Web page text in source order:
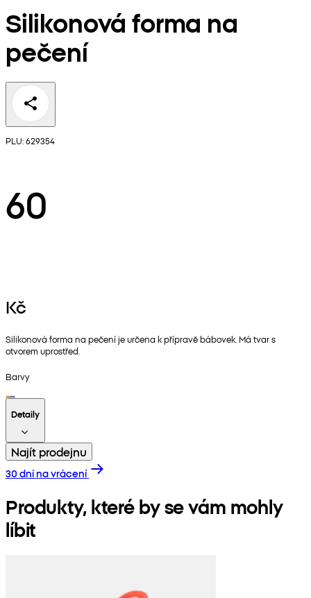
Silikonová forma na
pečení
PLU: 629354
60
Kč
Silikonová forma na pečení je určena k přípravě bábovek. Má tvar s
otvorem uprostřed.
Barvy
Detaily
Najít prodejnu
30 dní na vrácení
Produkty, které by se vám mohly
líbit